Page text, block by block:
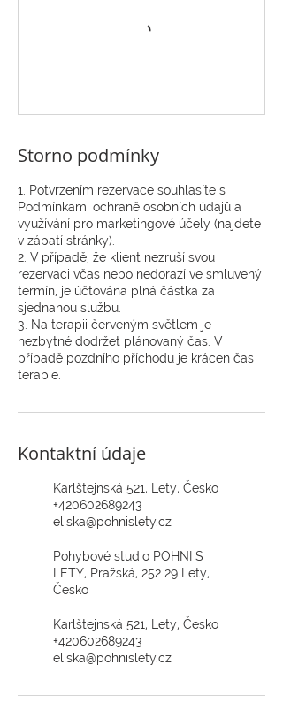
Storno podmínky
1. Potvrzením rezervace souhlasíte s
Podmínkami ochraně osobních údajů a
využívání pro marketingové účely (najdete
v zápatí stránky).
2. V případě, že klient nezruší svou
rezervaci včas nebo nedorazí ve smluvený
termín, je účtována plná částka za
sjednanou službu.
3. Na terapii červeným světlem je
nezbytné dodržet plánovaný čas. V
případě pozdního příchodu je krácen čas
terapie.
Kontaktní údaje
Karlštejnská 521, Lety, Česko
+420602689243
eliska@pohnislety.cz
Pohybové studio POHNI S
LETY, Pražská, 252 29 Lety,
Česko
Karlštejnská 521, Lety, Česko
+420602689243
eliska@pohnislety.cz